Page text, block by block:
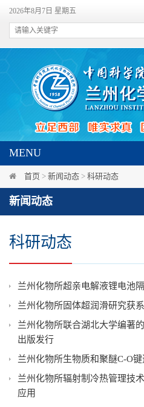
2026年8月7日 星期五
MENU
首页 > 新闻动态 > 科研动态
新闻动态
科研动态
兰州化物所超亲电解液锂电池
兰州化物所固体超润滑研究获
兰州化物所联合湖北大学编著
出版发行
兰州化物所生物质和聚醚C-O
兰州化物所辐射制冷热管理技
应用